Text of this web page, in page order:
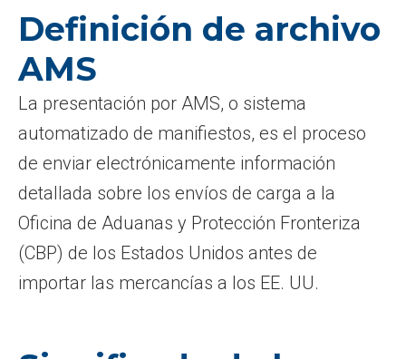
Definición de archivo
AMS
La presentación por AMS, o sistema
automatizado de manifiestos, es el proceso
de enviar electrónicamente información
detallada sobre los envíos de carga a la
Oficina de Aduanas y Protección Fronteriza
(CBP) de los Estados Unidos antes de
importar las mercancías a los EE. UU.